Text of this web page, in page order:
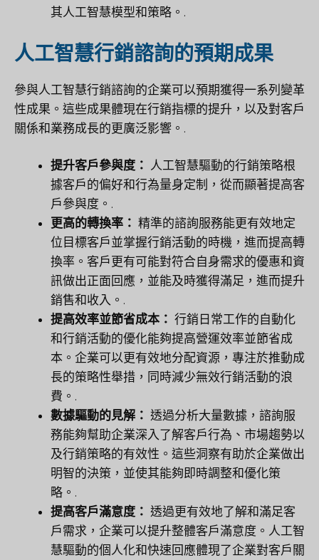
其人工智慧模型和策略。.
人工智慧行銷諮詢的預期成果
參與人工智慧行銷諮詢的企業可以預期獲得一系列變革
性成果。這些成果體現在行銷指標的提升，以及對客戶
關係和業務成長的更廣泛影響。.
提升客戶參與度： 人工智慧驅動的行銷策略根
據客戶的偏好和行為量身定制，從而顯著提高客
戶參與度。.
更高的轉換率： 精準的諮詢服務能更有效地定
位目標客戶並掌握行銷活動的時機，進而提高轉
換率。客戶更有可能對符合自身需求的優惠和資
訊做出正面回應，並能及時獲得滿足，進而提升
銷售和收入。.
提高效率並節省成本： 行銷日常工作的自動化
和行銷活動的優化能夠提高營運效率並節省成
本。企業可以更有效地分配資源，專注於推動成
長的策略性舉措，同時減少無效行銷活動的浪
費。.
數據驅動的見解： 透過分析大量數據，諮詢服
務能夠幫助企業深入了解客戶行為、市場趨勢以
及行銷策略的有效性。這些洞察有助於企業做出
明智的決策，並使其能夠即時調整和優化策
略。.
提高客戶滿意度： 透過更有效地了解和滿足客
戶需求，企業可以提升整體客戶滿意度。人工智
慧驅動的個人化和快速回應體現了企業對客戶關